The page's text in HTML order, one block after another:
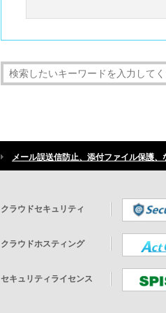
メール誤送信防止、添付ファイル保護
クラウドセキュリティ
クラウドホスティング
セキュリティライセンス